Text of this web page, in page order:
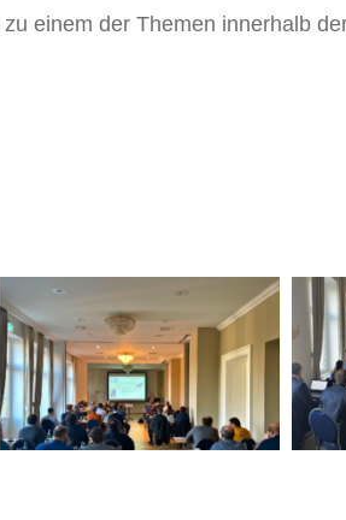
einem der Themen innerhalb